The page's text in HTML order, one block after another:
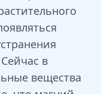
в
вещества